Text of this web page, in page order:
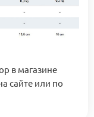
в магазине
сайте или по